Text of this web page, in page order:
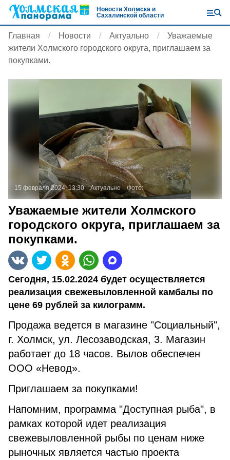
Новости Холмска и
Сахалинской области
Главная Новости Актуально
Уважаемые
жители Холмского городского округа, приглашаем за
покупками.
15 февраля 2024, 13:30 Актуально Фото:
Уважаемые жители Холмского
городского округа, приглашаем за
покупками.
Сегодня, 15.02.2024 будет осуществляется
реализация свежевыловленной камбалы по
цене 69 рублей за килограмм.
Продажа ведется в магазине "Социальный",
г. Холмск, ул. Лесозаводская, 3. Магазин
работает до 18 часов. Вылов обеспечен
ООО «Невод».
Приглашаем за покупками!
Напомним, программа "Доступная рыба", в
рамках которой идет реализация
свежевыловленной рыбы по ценам ниже
рыночных является частью проекта